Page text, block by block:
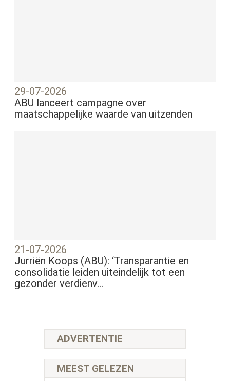
29-07-2026
ABU lanceert campagne over
maatschappelijke waarde van uitzenden
21-07-2026
Jurriën Koops (ABU): ‘Transparantie en
consolidatie leiden uiteindelijk tot een
gezonder verdienv...
ADVERTENTIE
MEEST GELEZEN